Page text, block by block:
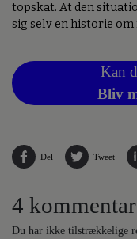
topskat. At den
sig selv en historie
Kan
Bliv
Del Tweet
4
Du har ikke tilstrækkelige